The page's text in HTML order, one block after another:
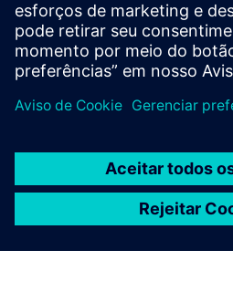
Conexão estável à Internet;
nuvem privada e GovCloud